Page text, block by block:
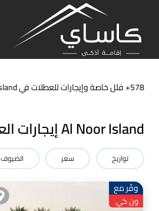
578+ فلل خاصة وإيجارات للعطلات في Al Noor Island |
Al Noor Island إيجارات العطلات
تواريخ سعر الضيوف
وفّر مع
ون كي